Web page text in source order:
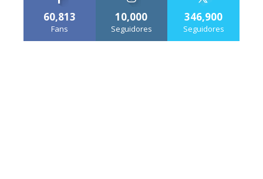
60,813
Fans
10,000
Seguidores
346,900
Seguidores